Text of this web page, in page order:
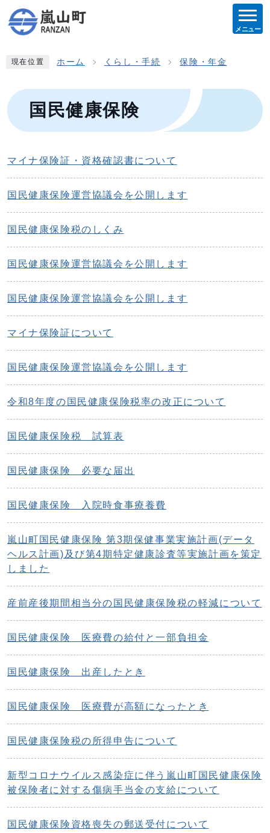
メニュー
現在位置 ホーム くらし・手続 保険・年金
国民健康保険
マイナ保険証・資格確認書について
国民健康保険運営協議会を公開します
国民健康保険税のしくみ
国民健康保険運営協議会を公開します
国民健康保険運営協議会を公開します
マイナ保険証について
国民健康保険運営協議会を公開します
令和8年度の国民健康保険税率の改正について
国民健康保険税 試算表
国民健康保険 必要な届出
国民健康保険 入院時食事療養費
嵐山町国民健康保険 第3期保健事業実施計画(データ
ヘルス計画)及び第4期特定健康診査等実施計画を策定
しました
産前産後期間相当分の国民健康保険税の軽減について
国民健康保険 医療費の給付と一部負担金
国民健康保険 出産したとき
国民健康保険 医療費が高額になったとき
国民健康保険税の所得申告について
新型コロナウイルス感染症に伴う嵐山町国民健康保険
被保険者に対する傷病手当金の支給について
国民健康保険資格喪失の郵送受付について